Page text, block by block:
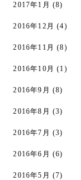
2017年1月 (8)
2016年12月 (4)
2016年11月 (8)
2016年10月 (1)
2016年9月 (8)
2016年8月 (3)
2016年7月 (3)
2016年6月 (6)
2016年5月 (7)